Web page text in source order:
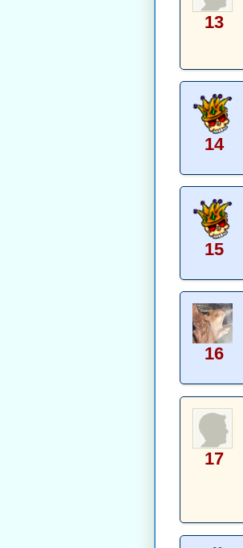
13
14
15
16
17